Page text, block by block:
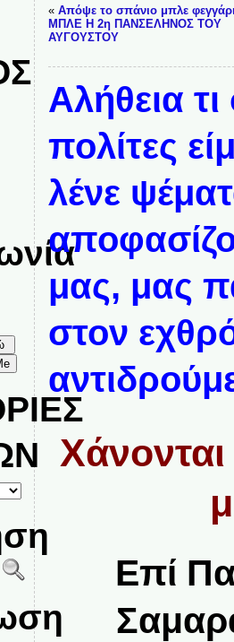
« Απόψε το σπάνιο μπλε
ΜΠΛΕ Η 2η ΠΑΝΣΕΛΗΝΟΣ ΤΟΥ
ΑΥΓΟΥΣΤΟΥ
Αλήθεια
πολίτες
λένε
μας, μας
στον
Επί